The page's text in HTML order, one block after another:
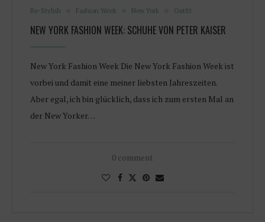
Be-Stylish Fashion Week New York Outfit
NEW YORK FASHION WEEK: SCHUHE VON PETER KAISER
New York Fashion Week Die New York Fashion Week ist
vorbei und damit eine meiner liebsten Jahreszeiten.
Aber egal, ich bin glücklich, dass ich zum ersten Mal an
der New Yorker…
0 comment